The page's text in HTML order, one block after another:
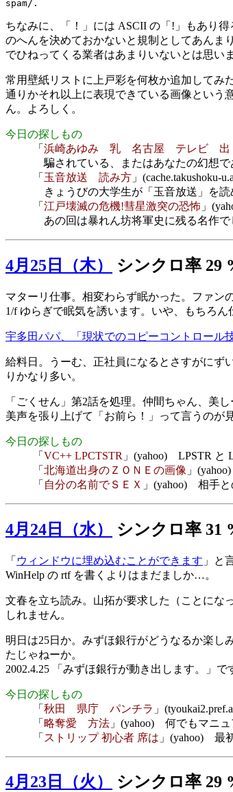
ちなみに、「！」には ASCII の「!」もあり
のへんを決めておかないと規制としてあんま
でひねってくる業者はあまりいないとは思い
常用壁紙リストに上戸彩を何枚か追加してみ
通りかそれ以上に表現できている画像という
ん。よろしく。
今日の探しもの
「 浜崎あゆみ 乳 名古屋 テレビ
騙されている、またはあなたの幻想で
「 玉音放送 読み方 」(cache.takushoku-
きょうびの大学生が「玉音放送」を読
「 江戸壊滅の危機!彗星激突の恐怖 」
あの回は暴れん坊将軍史に残る名作で
4月25日（木） シンクロ率 29
マターリ仕事。相変わらず眠かった。ファン
1/f ゆらぎで眠気を誘います。いや、もちろん
宇多田パパ、「現状でのコピーコントロール
給料日。うーむ、正社員になるとさすがにず
りかなり多い。
「ごくせん」第2話を処理。仲間ちゃん、美
美声を張り上げて「お前ら！」って言うのが
今日の探しもの
「 VC++ LPCTSTR 」(yahoo) LPSTR と
「 北海道出身のＺＯＮＥの画像 」
「 自分の名前でＳＥＸ 」(yahoo) 相手
4月24日（水） シンクロ率 31
「 ウィンドウに埋め込むことができます 」と
WinHelp の rtf を書くよりはまだましか…。
文春を立ち読み。山拓が要求した（ことにな
しれません。
明日は25日か。みずほ銀行がどうなるか楽
たじゃねーか。
2002.4.25 「みずほ銀行が動き出します。」で
今日の探しもの
「 秋田 県庁 パンチラ 」
「 略奪愛 方法 」(yahoo) 何でもマニュ
「 ストリップ 初心者 席は 」(yahoo) 最
4月23日（火） シンクロ率 29